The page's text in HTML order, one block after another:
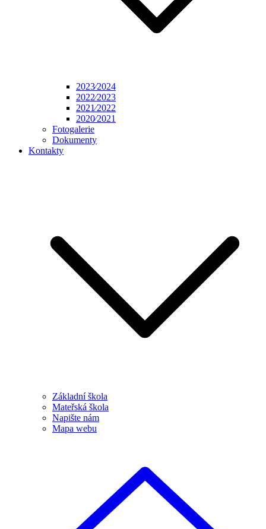
2023⁄2024
2022⁄2023
2021⁄2022
2020⁄2021
Fotogalerie
Dokumenty
Kontakty
Základní škola
Mateřská škola
Napište nám
Mapa webu